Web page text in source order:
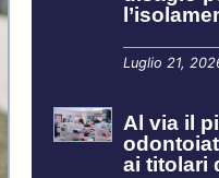
Luglio 21,
Al via il
ai titolari